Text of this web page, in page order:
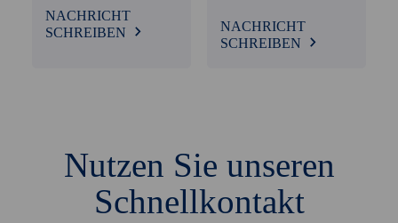
NACHRICHT
SCHREIBEN
NACHRICHT
SCHREIBEN
Nutzen Sie unseren
Schnellkontakt